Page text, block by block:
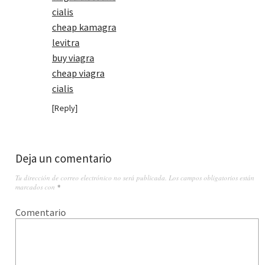
cialis
cheap kamagra
levitra
buy viagra
cheap viagra
cialis
Reply
Deja un comentario
Tu dirección de correo electrónico no será publicada. Los campos obligatorios están
marcados con *
Comentario